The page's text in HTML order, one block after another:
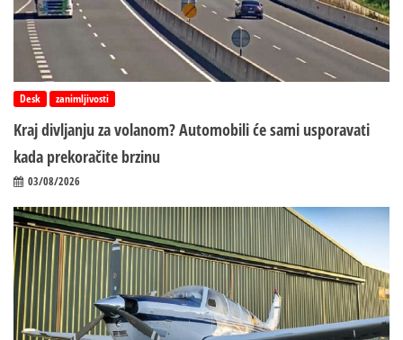
Desk zanimljivosti
Kraj divljanju za volanom? Automobili će sami usporavati
kada prekoračite brzinu
03/08/2026